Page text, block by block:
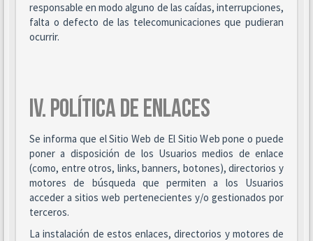
responsable en modo alguno de las caídas, interrupciones,
falta o defecto de las telecomunicaciones que pudieran
ocurrir.
IV. POLÍTICA DE ENLACES
Se informa que el Sitio Web de El Sitio Web pone o puede
poner a disposición de los Usuarios medios de enlace
(como, entre otros, links, banners, botones), directorios y
motores de búsqueda que permiten a los Usuarios
acceder a sitios web pertenecientes y/o gestionados por
terceros.
La instalación de estos enlaces, directorios y motores de